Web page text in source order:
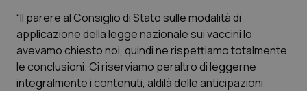
Studi e Analisi
Lettere al direttore
“Il parere al Consiglio di Stato sulle modalità di
applicazione della legge nazionale sui vaccini lo
avevamo chiesto noi, quindi ne rispettiamo totalmente
le conclusioni. Ci riserviamo peraltro di leggerne
integralmente i contenuti, aldilà delle anticipazioni